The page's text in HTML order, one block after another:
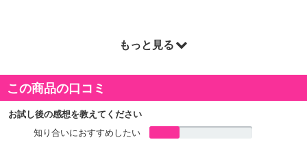
【完全メシ 汁なしカップヌードル】
【完全メシ カップヌードル 汁なしシーフードヌードル】
ポークの旨みに紅生姜がアクセントになった、カップヌードルシー
フードの味わいを表現しました。ソースが絡むもっちりしたノンフ
もっと見る
この商品の口コミ
お試し後の感想を教えてください
知り合いにおすすめしたい